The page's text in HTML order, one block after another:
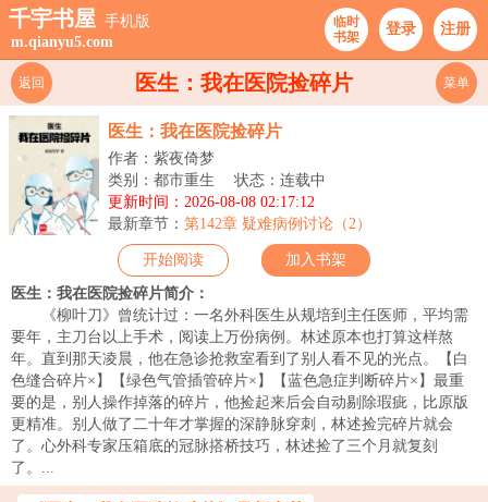
千宇书屋 手机版
m.qianyu5.com
临时
书架
登录 注册
医生：我在医院捡碎片
返回 菜单
医生：我在医院捡碎片
作者：紫夜倚梦
类别：都市重生
状态：连载中
更新时间：2026-08-08 02:17:12
最新章节： 第142章 疑难病例讨论（2）
开始阅读 加入书架
医生：我在医院捡碎片简介：
《柳叶刀》曾统计过：一名外科医生从规培到主任医师，平均需
要年，主刀台以上手术，阅读上万份病例。林述原本也打算这样熬
年。直到那天凌晨，他在急诊抢救室看到了别人看不见的光点。【白
色缝合碎片×】【绿色气管插管碎片×】【蓝色急症判断碎片×】最重
要的是，别人操作掉落的碎片，他捡起来后会自动剔除瑕疵，比原版
更精准。别人做了二十年才掌握的深静脉穿刺，林述捡完碎片就会
了。心外科专家压箱底的冠脉搭桥技巧，林述捡了三个月就复刻
了。...